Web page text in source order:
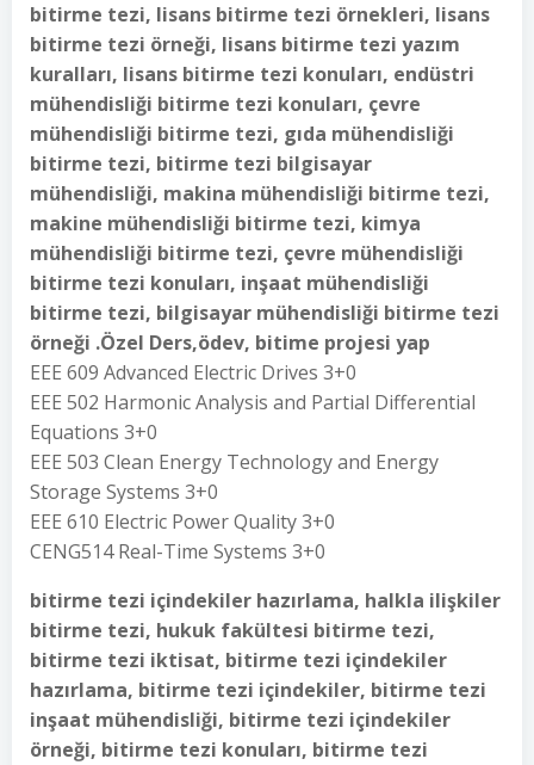
bitirme tezi, lisans bitirme tezi örnekleri, lisans
bitirme tezi örneği, lisans bitirme tezi yazım
kuralları, lisans bitirme tezi konuları, endüstri
mühendisliği bitirme tezi konuları, çevre
mühendisliği bitirme tezi, gıda mühendisliği
bitirme tezi, bitirme tezi bilgisayar
mühendisliği, makina mühendisliği bitirme tezi,
makine mühendisliği bitirme tezi, kimya
mühendisliği bitirme tezi, çevre mühendisliği
bitirme tezi konuları, inşaat mühendisliği
bitirme tezi, bilgisayar mühendisliği bitirme tezi
örneği .Özel Ders,ödev, bitime projesi yap
EEE 609 Advanced Electric Drives 3+0
EEE 502 Harmonic Analysis and Partial Differential
Equations 3+0
EEE 503 Clean Energy Technology and Energy
Storage Systems 3+0
EEE 610 Electric Power Quality 3+0
CENG514 Real-Time Systems 3+0
bitirme tezi içindekiler hazırlama, halkla ilişkiler
bitirme tezi, hukuk fakültesi bitirme tezi,
bitirme tezi iktisat, bitirme tezi içindekiler
hazırlama, bitirme tezi içindekiler, bitirme tezi
inşaat mühendisliği, bitirme tezi içindekiler
örneği, bitirme tezi konuları, bitirme tezi